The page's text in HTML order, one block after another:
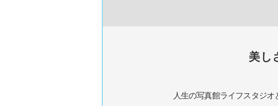
美し
人生の写真館ライフスタジオ